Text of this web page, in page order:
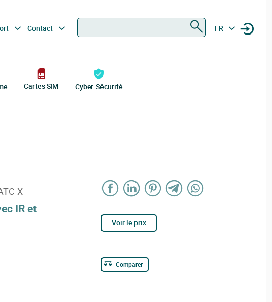
Contact FR
Cartes SIM Cyber-Sécurité
IR et
X
Voir le prix
Comparer